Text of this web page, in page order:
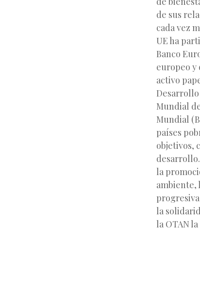
de sus
cada vez
UE ha
Banco
europeo y
activo
Mundial
Mundial
países
objetivos,
la
ambiente,
la
la OTAN